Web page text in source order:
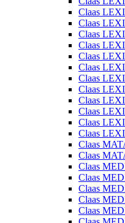
Claas
Claas
Claas
Claas
Claas
Claas
Claas
Claas
Claas
Claas
Claas
Claas
Claas
Claas
Claas
Claas
Claas
Claas
Claas